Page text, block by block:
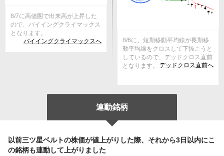
8/7に高値圏で出来高が上昇した
ので、バイイングクライマックス
となります。
バイイングクライマックスへ
8/6に、短期移動平均線が長期移
動平均線をクロスして下抜こうと
しているので、デッドクロス直前
となります。
デッドクロス直前へ
連動銘柄
以前三ツ星ベルトの株価が値上がりした際、それから3日以内にこ
の銘柄も連動して上がりました